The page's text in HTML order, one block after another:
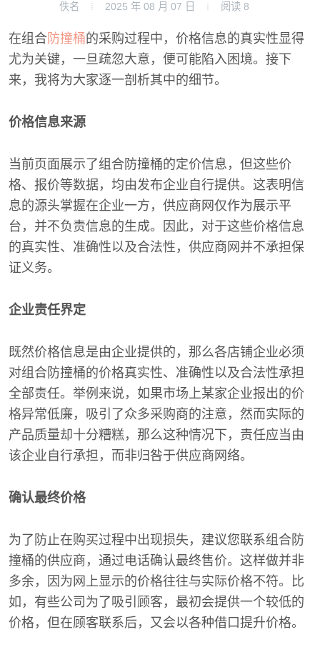
佚名 2025 年 08 月 07 日 阅读 8
在组合防撞桶的采购过程中，价格信息的真实性显得
尤为关键，一旦疏忽大意，便可能陷入困境。接下
来，我将为大家逐一剖析其中的细节。
价格信息来源
当前页面展示了组合防撞桶的定价信息，但这些价
格、报价等数据，均由发布企业自行提供。这表明信
息的源头掌握在企业一方，供应商网仅作为展示平
台，并不负责信息的生成。因此，对于这些价格信息
的真实性、准确性以及合法性，供应商网并不承担保
证义务。
企业责任界定
既然价格信息是由企业提供的，那么各店铺企业必须
对组合防撞桶的价格真实性、准确性以及合法性承担
全部责任。举例来说，如果市场上某家企业报出的价
格异常低廉，吸引了众多采购商的注意，然而实际的
产品质量却十分糟糕，那么这种情况下，责任应当由
该企业自行承担，而非归咎于供应商网络。
确认最终价格
为了防止在购买过程中出现损失，建议您联系组合防
撞桶的供应商，通过电话确认最终售价。这样做并非
多余，因为网上显示的价格往往与实际价格不符。比
如，有些公司为了吸引顾客，最初会提供一个较低的
价格，但在顾客联系后，又会以各种借口提升价格。